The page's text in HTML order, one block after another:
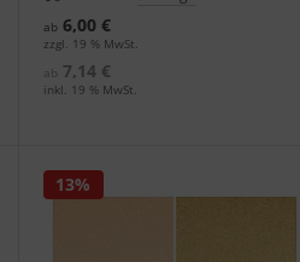
ab 6,00 €
zzgl. 19 % MwSt.
ab
7,14 €
inkl. 19 % MwSt.
13%